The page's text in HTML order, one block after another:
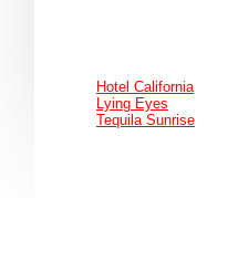
Hotel California
Lying Eyes
Tequila Sunrise